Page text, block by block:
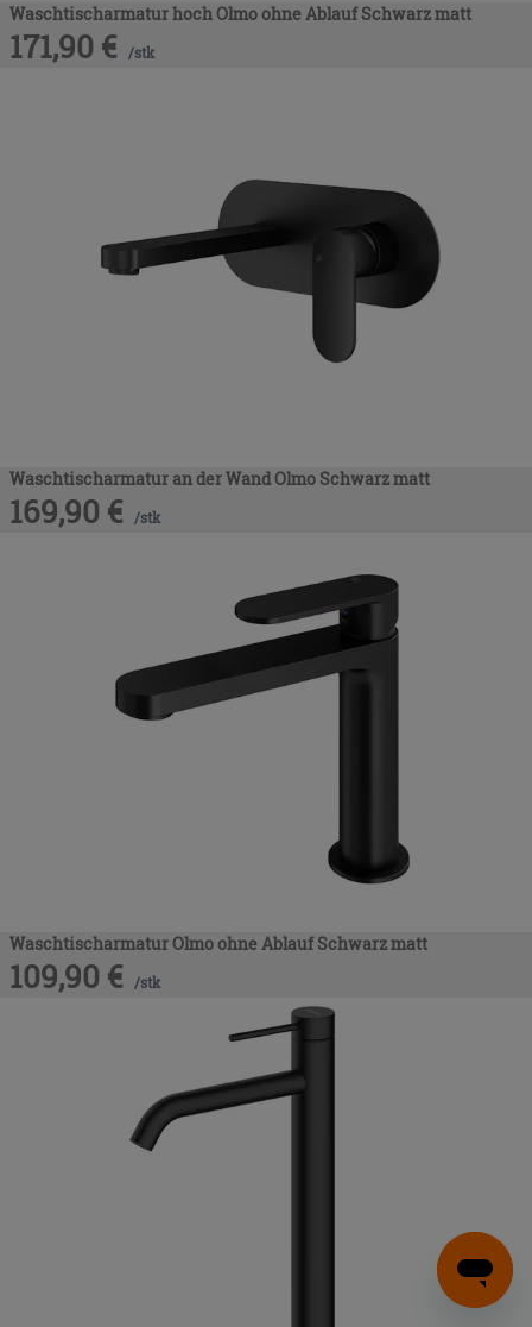
Waschtischarmatur hoch Olmo ohne Ablauf Schwarz matt
171,90 € /stk
Waschtischarmatur an der Wand Olmo Schwarz matt
169,90 € /stk
Waschtischarmatur Olmo ohne Ablauf Schwarz matt
109,90 € /stk